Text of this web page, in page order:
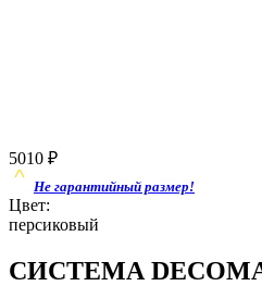
5010 ₽
Не гарантийный размер!
Цвет:
персиковый
СИСТЕМА